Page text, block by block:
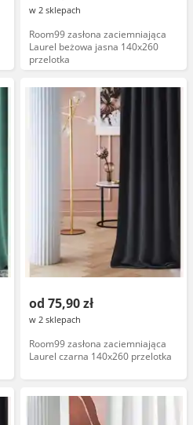
w 2 sklepach
Room99 zasłona zaciemniająca
Laurel beżowa jasna 140x260
przelotka
od 75,90 zł
w 2 sklepach
Room99 zasłona zaciemniająca
Laurel czarna 140x260 przelotka